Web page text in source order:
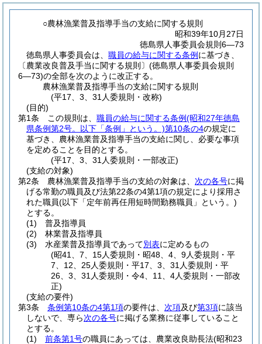
○農林漁業普及指導手当の支給に関する規則
昭和39年10月27日
徳島県人事委員会規則6―73
徳島県人事委員会は、 職員の給与に関する条例 に基づき、
〔農業改良普及手当に関する規則〕(徳島県人事委員会規則
6―73)の全部を次のように改正する。
農林漁業普及指導手当の支給に関する規則
(平17、3、31人委規則・改称)
(目的)
第1条
この規則は、 職員の給与に関する条例(昭和27年徳島
県条例第2号。以下「条例」という。)第10条の4の規定に
基づき、農林漁業普及指導手当の支給に関し、必要な事項
を定めることを目的とする。
(平17、3、31人委規則・一部改正)
(支給の対象)
第2条
農林漁業普及指導手当の支給の対象は、 次の各号に掲
げる常勤の職員及び法第22条の4第1項の規定により採用さ
れた職員(以下「定年前再任用短時間勤務職員」という。)
とする。
(1)
普及指導員
(2)
林業普及指導員
(3)
水産業普及指導員であって別表に定めるもの
(昭41、7、15人委規則・昭48、4、9人委規則・平
7、12、25人委規則・平17、3、31人委規則・平
26、3、31人委規則・令4、11、4人委規則・一部改
正)
(支給の要件)
第3条
条例第10条の4第1項の要件は、 次項及び第3項に該当
しないで、専ら次の各号に掲げる業務に従事していること
とする。
(1)
前条第1号の職員にあっては、農業改良助長法(昭和23